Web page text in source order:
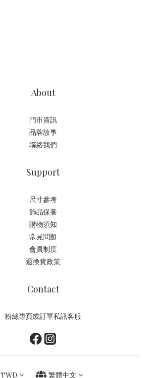
About
門市資訊
品牌故事
聯絡我們
Support
尺寸參考
飾品保養
購物須知
常見問題
會員制度
退換貨政策
Contact
粉絲專頁或訂單私訊客服
TWD 繁體中文